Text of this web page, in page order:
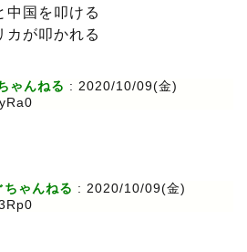
中国を叩ける
カが叩かれる
ゃんねる : 2020/10/09(金)
ゃんねる : 2020/10/09(金)